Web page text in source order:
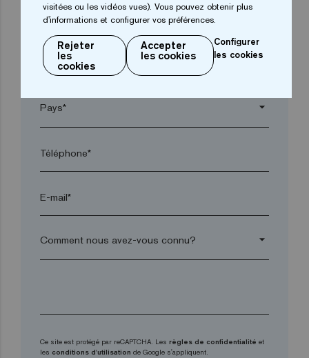
Ville*
Code postal*
arrow_drop_down
Téléphone*
E-mail*
arrow_drop_down
Ce site est protégé par reCAPTCHA. Les règles de confidentialité et
les conditions d'utilisation de Google s'appliquent.
visitées ou les vidéos vues). Vous pouvez obtenir plus
d'informations et configurer vos préférences.
Rejeter
les
cookies
Accepter
les cookies
Configurer
les cookies